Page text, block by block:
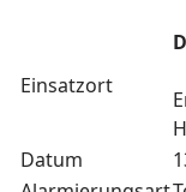
Einsatzort
Datum